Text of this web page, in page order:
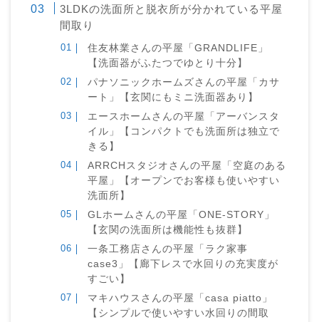
3LDKの洗面所と脱衣所が分かれている平屋
間取り
住友林業さんの平屋「GRANDLIFE」
【洗面器がふたつでゆとり十分】
パナソニックホームズさんの平屋「カサ
ート」【玄関にもミニ洗面器あり】
エースホームさんの平屋「アーバンスタ
イル」【コンパクトでも洗面所は独立で
きる】
ARRCHスタジオさんの平屋「空庭のある
平屋」【オープンでお客様も使いやすい
洗面所】
GLホームさんの平屋「ONE-STORY」
【玄関の洗面所は機能性も抜群】
一条工務店さんの平屋「ラク家事
case3」【廊下レスで水回りの充実度が
すごい】
マキハウスさんの平屋「casa piatto」
【シンプルで使いやすい水回りの間取